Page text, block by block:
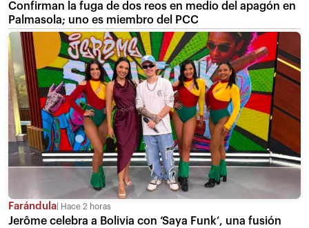
Confirman la fuga de dos reos en medio del apagón en
Palmasola; uno es miembro del PCC
Farándula Hace 2 horas
Jerôme celebra a Bolivia con ‘Saya Funk’, una fusión